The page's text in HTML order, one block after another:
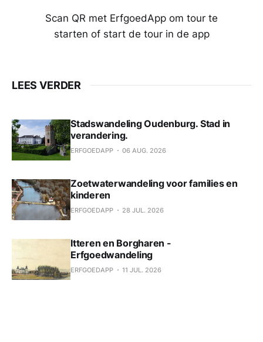
Scan QR met ErfgoedApp om tour te
starten of start de tour in de app
LEES VERDER
Stadswandeling Oudenburg. Stad in
verandering.
ERFGOEDAPP 06 AUG. 2026
Zoetwaterwandeling voor families en
kinderen
ERFGOEDAPP 28 JUL. 2026
Itteren en Borgharen -
Erfgoedwandeling
ERFGOEDAPP 11 JUL. 2026